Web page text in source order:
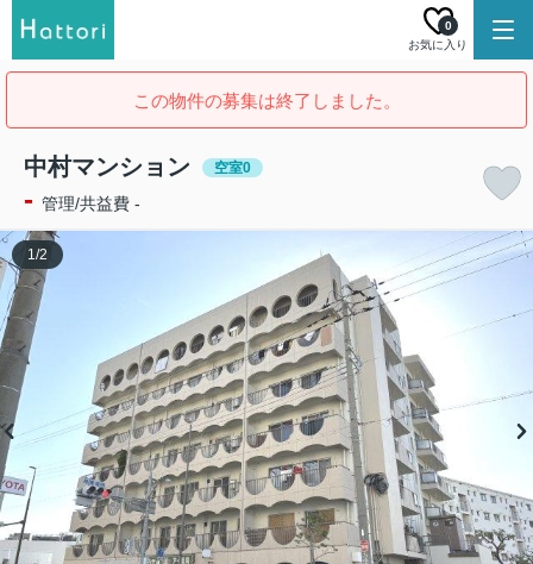
お気に入り
0
この物件の募集は終了しました。
中村マンション 空室0
- 管理/共益費 -
1/2